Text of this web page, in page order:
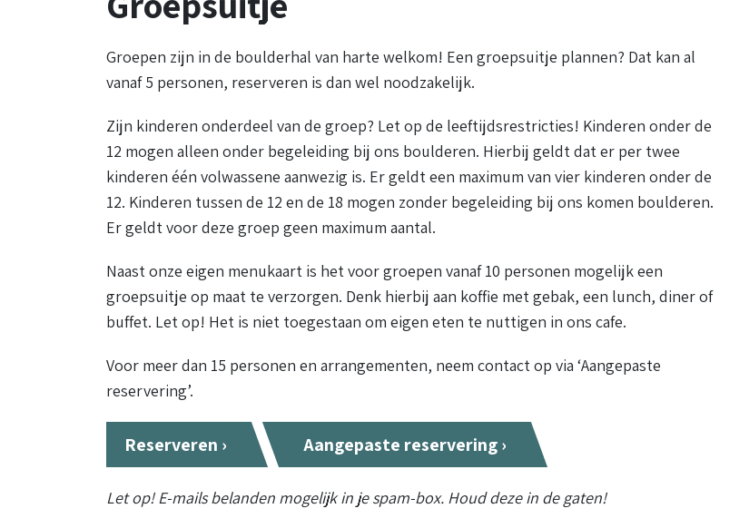
Groepen zijn in de boulderhal van harte welkom! Een groepsuitje plannen? Dat kan al
vanaf 5 personen, reserveren is dan wel noodzakelijk.
Zijn kinderen onderdeel van de groep? Let op de leeftijdsrestricties! Kinderen onder de
12 mogen alleen onder begeleiding bij ons boulderen. Hierbij geldt dat er per twee
kinderen één volwassene aanwezig is. Er geldt een maximum van vier kinderen onder de
12. Kinderen tussen de 12 en de 18 mogen zonder begeleiding bij ons komen boulderen.
Er geldt voor deze groep geen maximum aantal.
Naast onze eigen menukaart is het voor groepen vanaf 10 personen mogelijk een
groepsuitje op maat te verzorgen. Denk hierbij aan koffie met gebak, een lunch, diner of
buffet. Let op! Het is niet toegestaan om eigen eten te nuttigen in ons cafe.
Voor meer dan 15 personen en arrangementen, neem contact op via ‘Aangepaste
reservering’.
Reserveren › Aangepaste reservering ›
Let op! E-mails belanden mogelijk in je spam-box. Houd deze in de gaten!